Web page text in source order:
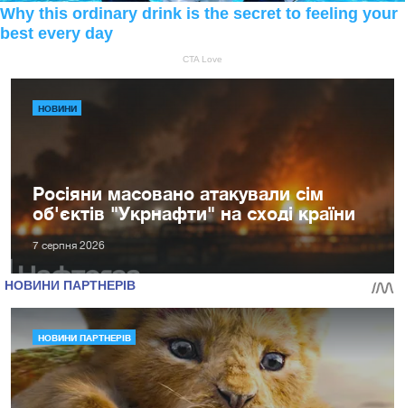
НОВИНИ
Росіяни масовано атакували сім
об'єктів "Укрнафти" на сході країни
7 серпня 2026